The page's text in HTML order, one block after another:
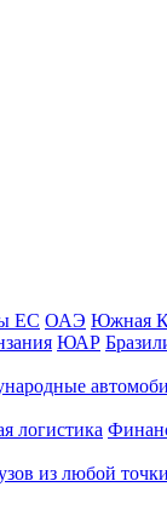
ЕС ОАЭ Южная
ЮАР
логистика
из любой